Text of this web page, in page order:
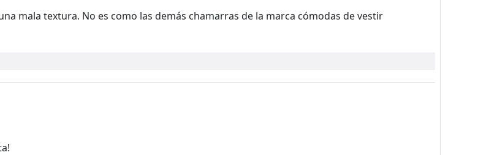
mala textura. No es como las demás chamarras de la marca cómodas de vestir